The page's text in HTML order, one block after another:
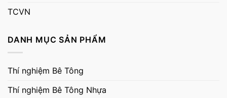
TCVN
DANH MỤC SẢN PHẨM
Thí nghiệm Bê Tông
Thí nghiệm Bê Tông Nhựa